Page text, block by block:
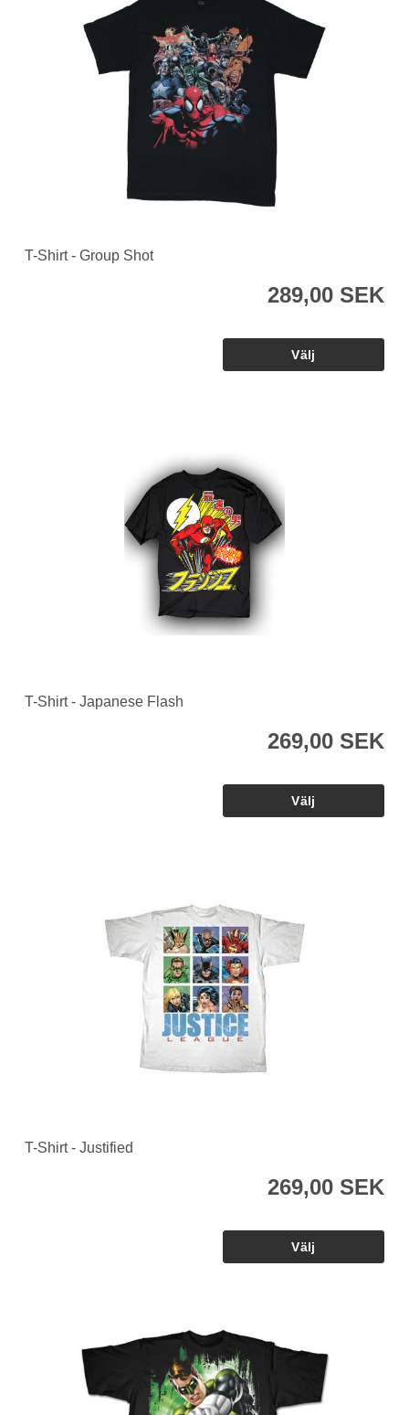
T-Shirt - Group Shot
289,00 SEK
T-Shirt - Japanese Flash
269,00 SEK
T-Shirt - Justified
269,00 SEK